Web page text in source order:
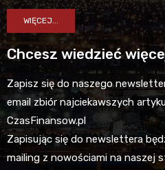
WIĘCEJ...
Chcesz wiedzieć
Zapisz się do naszego
email zbiór najciekawszych
CzasFinansow.pl
Zapisując się do newslettera
mailing z nowościami na naszej